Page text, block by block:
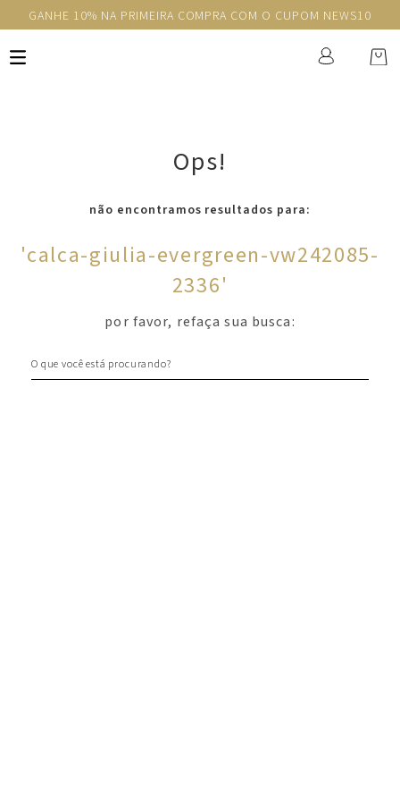
GANHE 10% NA PRIMEIRA COMPRA COM O CUPOM NEWS10
Ops!
não encontramos resultados para:
'calca-giulia-evergreen-vw242085-
2336'
por favor, refaça sua busca: